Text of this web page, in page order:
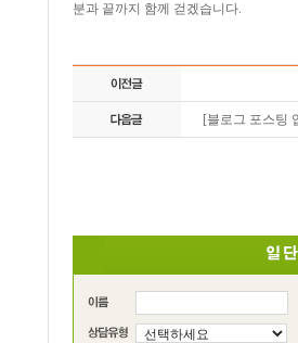
분과 끝까지 함께 걷겠습니다.
[블로그 포스팅